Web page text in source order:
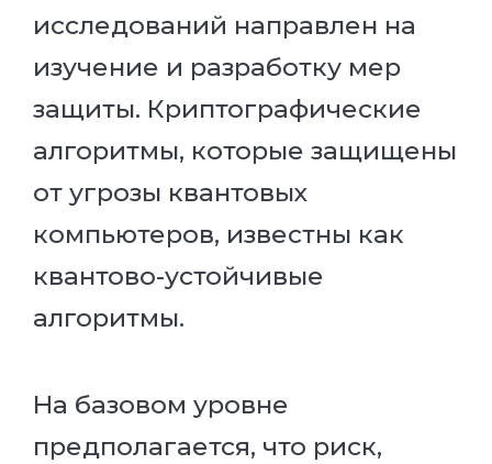
исследований направлен на
изучение и разработку мер
защиты. Криптографические
алгоритмы, которые защищены
от угрозы квантовых
компьютеров, известны как
квантово-устойчивые
алгоритмы.
На базовом уровне
предполагается, что риск,